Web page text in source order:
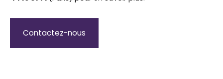
Contactez-nous